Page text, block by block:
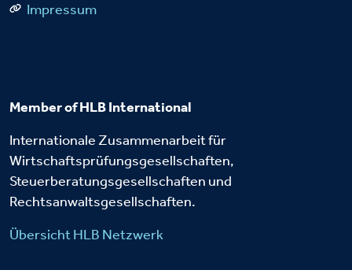
Impressum
Member of HLB International
Internationale Zusammenarbeit für
Wirtschaftsprüfungsgesellschaften,
Steuerberatungsgesellschaften und
Rechtsanwaltsgesellschaften.
Übersicht HLB Netzwerk